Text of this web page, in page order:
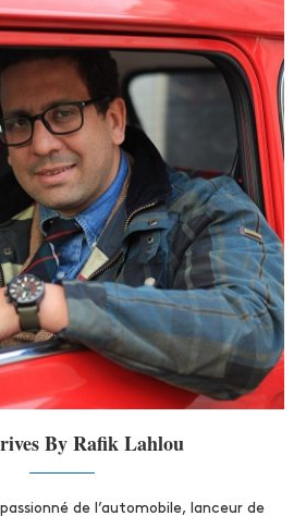
By Rafik Lahlou
de l’automobile, lanceur de